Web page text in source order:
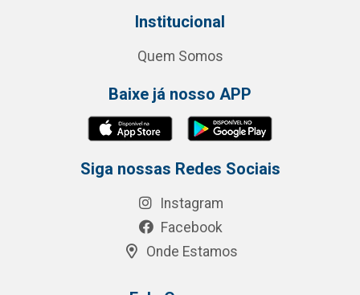
Institucional
Quem Somos
Baixe já nosso APP
Siga nossas Redes Sociais
Instagram
Facebook
Onde Estamos